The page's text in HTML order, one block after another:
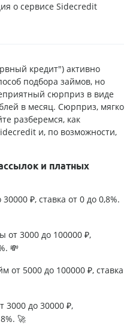
о сервисе Sidecredit
кредит") активно
подбора займов, но
сюрприз в виде
в месяц. Сюрприз, мягко
разберемся, как
и, по возможности,
и платных
₽, ставка от 0 до 0,8%.
от 3000 до 100000 ₽,
💸
от 5000 до 100000 ₽, ставка
3000 до 30000 ₽,
🚀